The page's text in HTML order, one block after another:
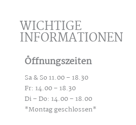
WICHTIGE
INFORMATIONEN
Öffnungszeiten
Sa & So 11.00 – 18.30
Fr: 14.00 – 18.30
Di – Do: 14.00 – 18.00
*Montag geschlossen*